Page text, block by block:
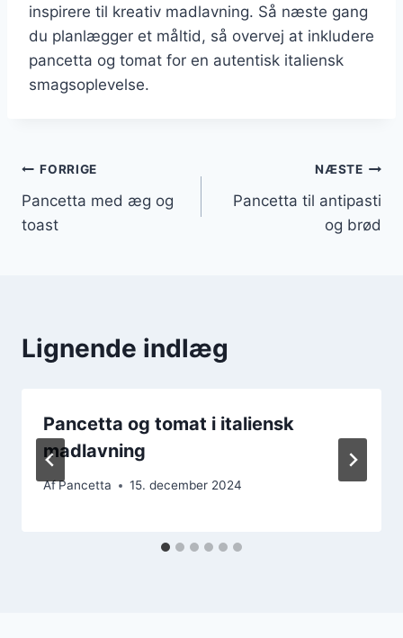
inspirere til kreativ madlavning. Så næste gang
du planlægger et måltid, så overvej at inkludere
pancetta og tomat for en autentisk italiensk
smagsoplevelse.
Indlægsnavigation
FORRIGE
Pancetta med æg og
toast
NÆSTE
Pancetta til antipasti
og brød
Lignende indlæg
Pancetta og tomat i italiensk
madlavning
AfPancetta 15. december 2024